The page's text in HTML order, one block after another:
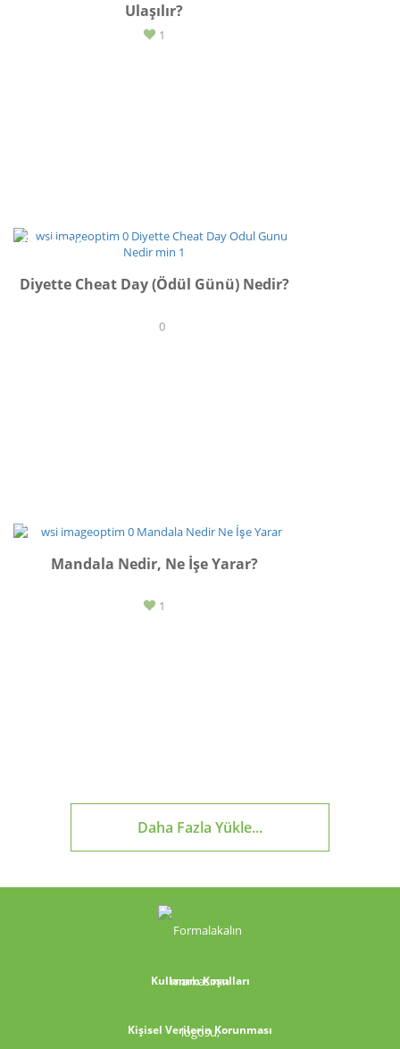
Ulaşılır?
1
BESLENME
Diyette Cheat Day (Ödül Günü) Nedir?
0
İLHAM
Mandala Nedir, Ne İşe Yarar?
1
Daha Fazla Yükle...
Kullanım Koşulları
Kişisel Verilerin Korunması